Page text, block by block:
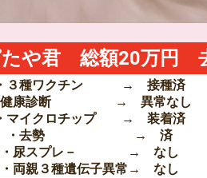
たや君 総額20万円
・３種ワクチン → 接種済
健康診断 → 異常なし
・マイクロチップ → 装着済
・去勢 → 済
・尿スプレ－ → なし
・両親３種遺伝子異常→ なし